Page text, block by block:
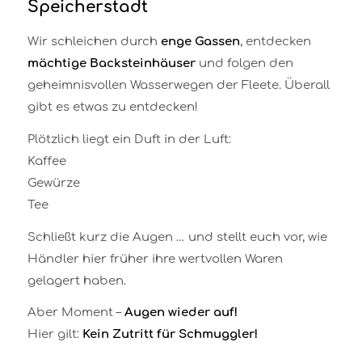
Speicherstadt
Wir schleichen durch enge Gassen, entdecken
mächtige Backsteinhäuserund folgen den
geheimnisvollen Wasserwegen der Fleete. Überall
gibt es etwas zu entdecken!
Plötzlich liegt ein Duft in der Luft:
Kaffee
Gewürze
Tee
Schließt kurz die Augen … und stellt euch vor, wie
Händler hier früher ihre wertvollen Waren
gelagert haben.
Aber Moment –Augen wieder auf!
Hier gilt: Kein Zutritt für Schmuggler!